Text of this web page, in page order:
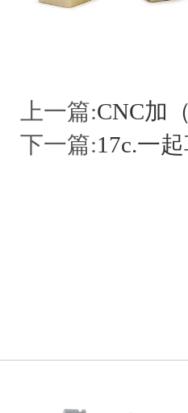
上一篇:CNC加
下一篇:17c.一